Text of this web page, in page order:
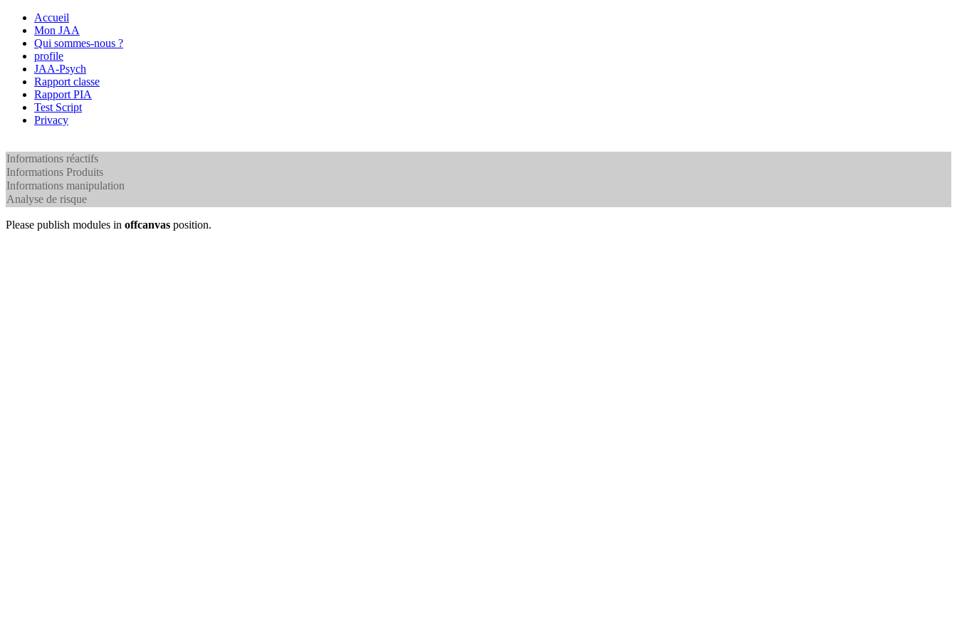
Accueil
Mon JAA
Qui sommes-nous ?
profile
JAA-Psych
Rapport classe
Rapport PIA
Test Script
Privacy
Informations réactifs
Informations Produits
Informations manipulation
Analyse de risque
Please publish modules in offcanvas position.